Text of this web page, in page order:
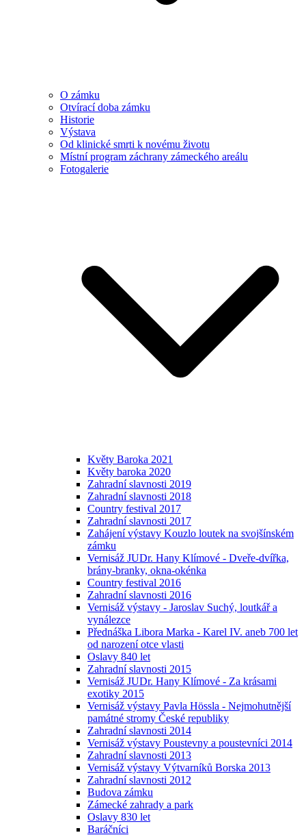
O zámku
Otvírací doba zámku
Historie
Výstava
Od klinické smrti k novému životu
Místní program záchrany zámeckého areálu
Fotogalerie
Květy Baroka 2021
Květy baroka 2020
Zahradní slavnosti 2019
Zahradní slavnosti 2018
Country festival 2017
Zahradní slavnosti 2017
Zahájení výstavy Kouzlo loutek na svojšínském
zámku
Vernisáž JUDr. Hany Klímové - Dveře-dvířka,
brány-branky, okna-okénka
Country festival 2016
Zahradní slavnosti 2016
Vernisáž výstavy - Jaroslav Suchý, loutkář a
vynálezce
Přednáška Libora Marka - Karel IV. aneb 700 let
od narození otce vlasti
Oslavy 840 let
Zahradní slavnosti 2015
Vernisáž JUDr. Hany Klímové - Za krásami
exotiky 2015
Vernisáž výstavy Pavla Hössla - Nejmohutnější
památné stromy České republiky
Zahradní slavnosti 2014
Vernisáž výstavy Poustevny a poustevníci 2014
Zahradní slavnosti 2013
Vernisáž výstavy Výtvarníků Borska 2013
Zahradní slavnosti 2012
Budova zámku
Zámecké zahrady a park
Oslavy 830 let
Baráčníci